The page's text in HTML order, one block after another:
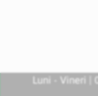
Luni - Vineri |